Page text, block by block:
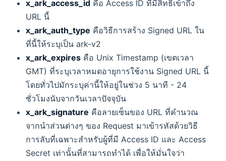
x_ark_access_id คือ Access ID ที่มีสิทธิ์เข้าถึง
URL นี้
x_ark_auth_type คือวิธีการสร้าง Signed URL ใน
ที่นี้ให้ระบุเป็น ark-v2
x_ark_expires คือ Unix Timestamp (เขตเวลา
GMT) ที่ระบุเวลาหมดอายุการใช้งาน Signed URL นี้
โดยทั่วไปมักระบุค่านี้ให้อยู่ในช่วง 5 นาที - 24
ชั่วโมงนับจากวันเวลาปัจจุบัน
x_ark_signature คือลายเซ็นของ URL ที่คำนวณ
จากนำส่วนต่างๆ ของ Request มาเข้ารหัสด้วยวิธี
การลับที่เฉพาะสำหรับผู้ที่มี Access ID และ Access
Secret เท่านั้นที่สามารถทำได้ เพื่อให้มั่นใจว่า